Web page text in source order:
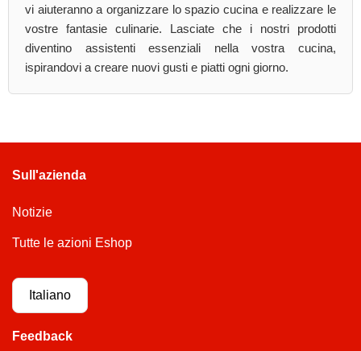
vi aiuteranno a organizzare lo spazio cucina e realizzare le
vostre fantasie culinarie. Lasciate che i nostri prodotti
diventino assistenti essenziali nella vostra cucina,
ispirandovi a creare nuovi gusti e piatti ogni giorno.
Sull'azienda
Notizie
Tutte le azioni Eshop
Italiano
Feedback